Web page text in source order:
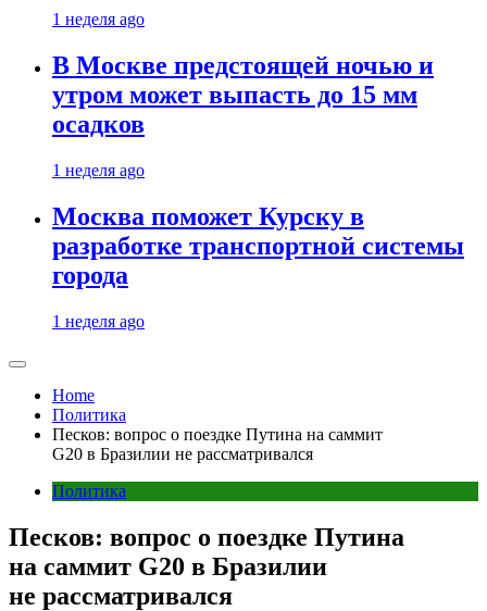
1 неделя ago
В Москве предстоящей ночью и
утром может выпасть до 15 мм
осадков
1 неделя ago
Москва поможет Курску в
разработке транспортной системы
города
1 неделя ago
Home
Политика
Песков: вопрос о поездке Путина на саммит
G20 в Бразилии не рассматривался
Политика
Песков: вопрос о поездке Путина
на саммит G20 в Бразилии
не рассматривался